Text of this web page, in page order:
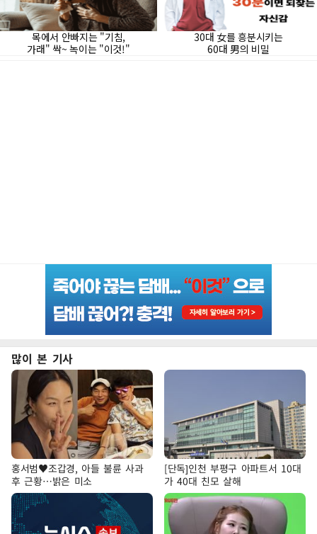
많이 본 기사
홍서범♥조갑경, 아들 불륜 사과
후 근황…밝은 미소
[단독]인천 부평구 아파트서 10대
가 40대 친모 살해